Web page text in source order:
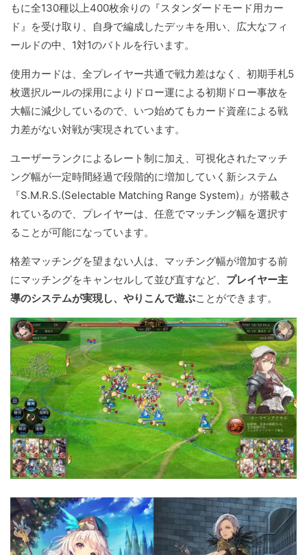
もに全130種以上400枚余りの『スタンダードモード用カー
ド』を受け取り、自身で編成したデッキを用い、広大なフィ
ールドの中、1対1のバトルを行います。
使用カードは、全プレイヤー共通で戦力差はなく、初期手札5
枚選択ルールの採用によりドロー運による初期ドロー事故を
大幅に減少しているので、いつ始めてもカード資産による戦
力差がない対戦が実現されています。
ユーザーランクによるレート制に加え、可視化されたマッチ
ング幅が一定時間経過で段階的に増加していく新システム
『S.M.R.S.(Selectable Matching Range System)』が搭載さ
れているので、プレイヤーは、任意でマッチング幅を選択す
ることが可能になっています。
格差マッチングを望まない人は、マッチング幅が増加する前
にマッチングをキャンセルして並び直すなど、 プレイヤー主
導のシステムが実現し、やりこんで遊ぶことができます。